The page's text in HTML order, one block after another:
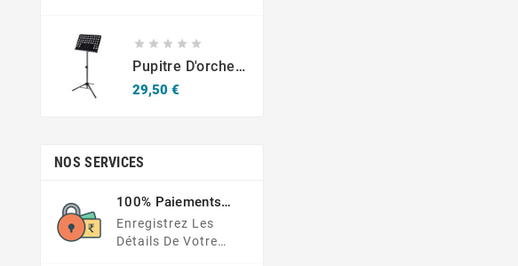
    
Pupitre D'orchestre Fun Generation
29,50 €
NOS SERVICES
100% Paiements
Sécurisés
Enregistrez Les
Détails De Votre